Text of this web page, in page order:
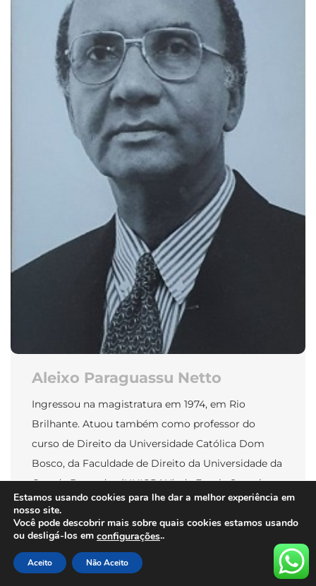
Aleixo Paraguassu Netto
Ingressou na magistratura em 1974, em Rio
Brilhante. Atuou também como professor do
curso de Direito da Universidade Católica Dom
Bosco, da Faculdade de Direito da Universidade da
Grande Dourados (UNIGRAN), da Escola Superior
da Magistratura de MS (ESMAGIS), da Escola de
Polícia do Distrito Federal. Em 1983 foi Secretário
de Estado de Segurança Pública; […]
Estamos usando cookies para lhe dar a melhor experiência em
nosso site.
Você pode descobrir mais sobre quais cookies estamos usando
ou desligá-los em configurações..
Aceito Não Aceito